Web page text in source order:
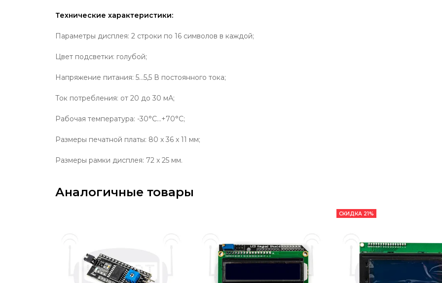
Технические характеристики:
Параметры дисплея: 2 строки по 16 символов в каждой;
Цвет подсветки: голубой;
Напряжение питания: 5…5,5 В постоянного тока;
Ток потребления: от 20 до 30 мА;
Рабочая температура: -30°C…+70°C;
Размеры печатной платы: 80 x 36 x 11 мм;
Размеры рамки дисплея: 72 x 25 мм.
Аналогичные товары
СКИДКА 21%